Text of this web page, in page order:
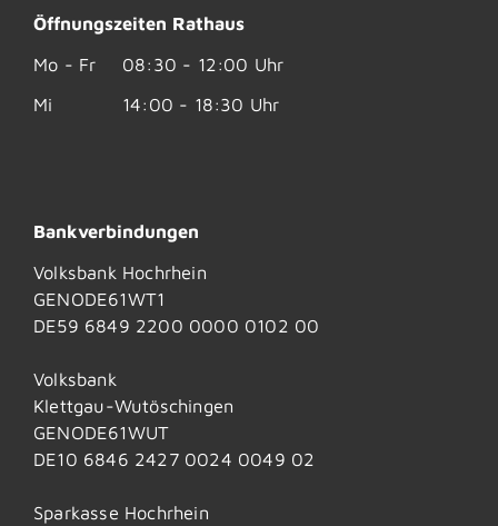
Öffnungszeiten Rathaus
Mo - Fr
08:30 - 12:00 Uhr
Mi
14:00 - 18:30 Uhr
Bankverbindungen
Volksbank Hochrhein
GENODE61WT1
DE59 6849 2200 0000 0102 00
Volksbank
Klettgau-Wutöschingen
GENODE61WUT
DE10 6846 2427 0024 0049 02
Sparkasse Hochrhein